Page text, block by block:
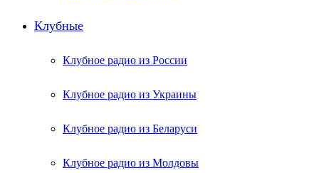
Клубные
Клубное радио из России
Клубное радио из Украины
Клубное радио из Беларуси
Клубное радио из Молдовы